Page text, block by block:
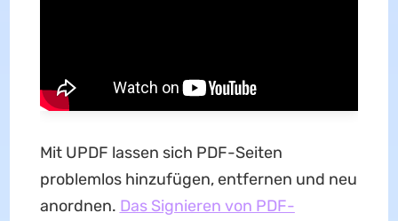
Mit UPDF lassen sich PDF-Seiten
problemlos hinzufügen, entfernen und neu
anordnen. Das Signieren von PDF-